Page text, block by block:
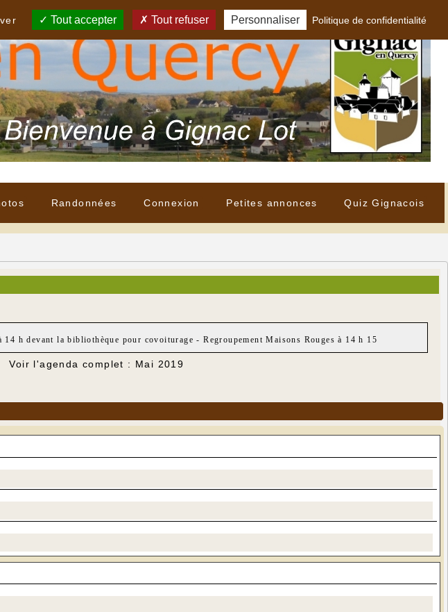
Randonnées Connexion Petites annonces Quiz Gignacois
14 h devant la bibliothèque pour covoiturage - Regroupement Maisons Rouges à 14 h 15
Voir l'agenda complet : Mai 2019
Tout accepter Tout refuser Personnaliser Politique de confidentialité